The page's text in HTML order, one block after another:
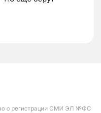
о регистрации СМИ ЭЛ №ФС